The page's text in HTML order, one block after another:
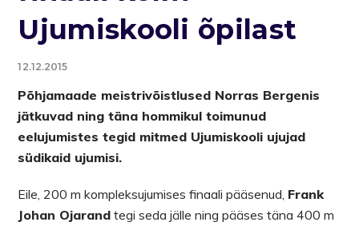
Ujumiskooli õpilast
12.12.2015
Põhjamaade meistrivõistlused Norras Bergenis
jätkuvad ning täna hommikul toimunud
eelujumistes tegid mitmed Ujumiskooli ujujad
südikaid ujumisi.
Eile, 200 m kompleksujumises finaali pääsenud, Frank
Johan Ojarand tegi seda jälle ning pääses täna 400 m